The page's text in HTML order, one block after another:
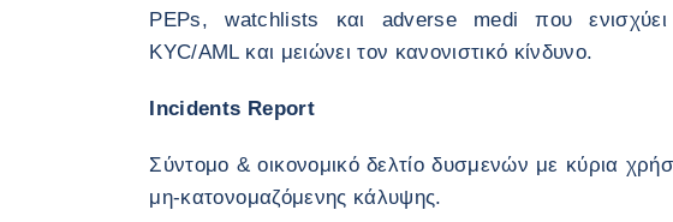
PEPs, watchlists και adverse medi που ενισχύει
KYC/AML και μειώνει τον κανονιστικό κίνδυνο.
Incidents Report
Σύντομο & οικονομικό δελτίο δυσμενών με κύρια
μη-κατονομαζόμενης κάλυψης.